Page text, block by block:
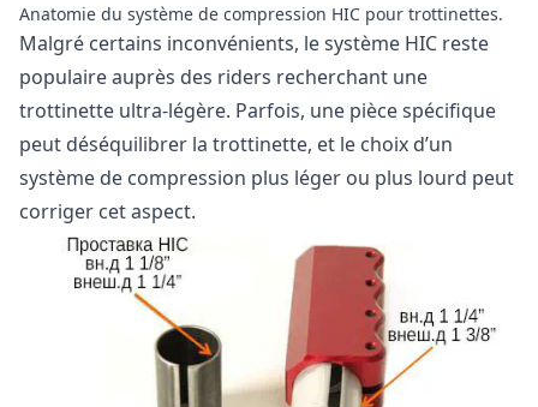
Anatomie du système de compression HIC pour trottinettes.
Malgré certains inconvénients, le système HIC reste
populaire auprès des riders recherchant une
trottinette ultra-légère. Parfois, une pièce spécifique
peut déséquilibrer la trottinette, et le choix d’un
système de compression plus léger ou plus lourd peut
corriger cet aspect.